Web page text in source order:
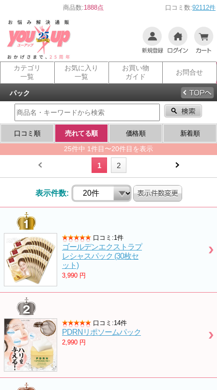
商品数:1888点 口コミ数:92112件
カテゴリ
一覧
お気に入り
一覧
お買い物
ガイド
お問合せ
パック
口コミ順 売れてる順 価格順
新着順
25件中 1件目〜20件目を表示
1 2
表示件数:
口コミ:1件
ゴールデンエクストラプ
レシャスパック (30枚セ
ット)
3,990 円
口コミ:14件
PDRNリポソームパック
2,990 円